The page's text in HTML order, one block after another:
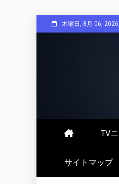
to
木曜日, 8月 06, 2026
TV
サイトマップ